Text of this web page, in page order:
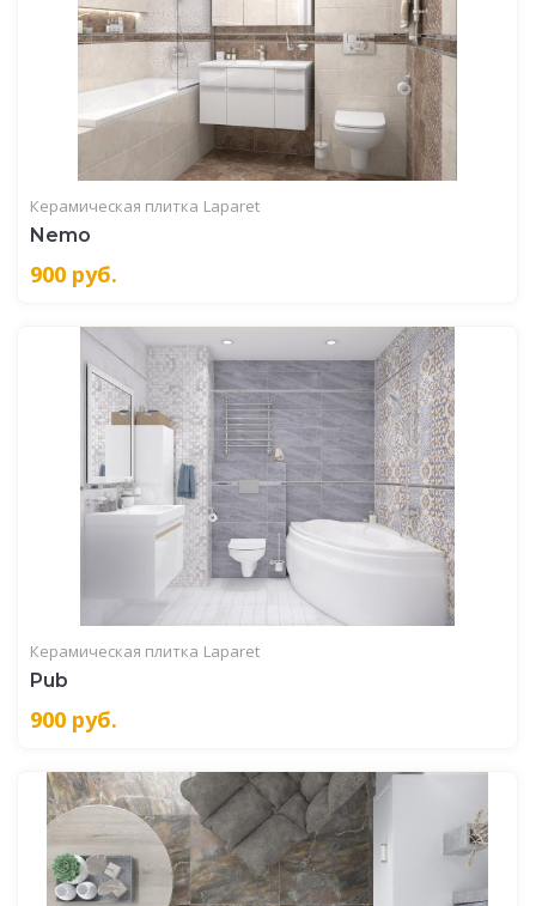
Керамическая плитка Laparet
Nemo
900 руб.
Керамическая плитка Laparet
Pub
900 руб.